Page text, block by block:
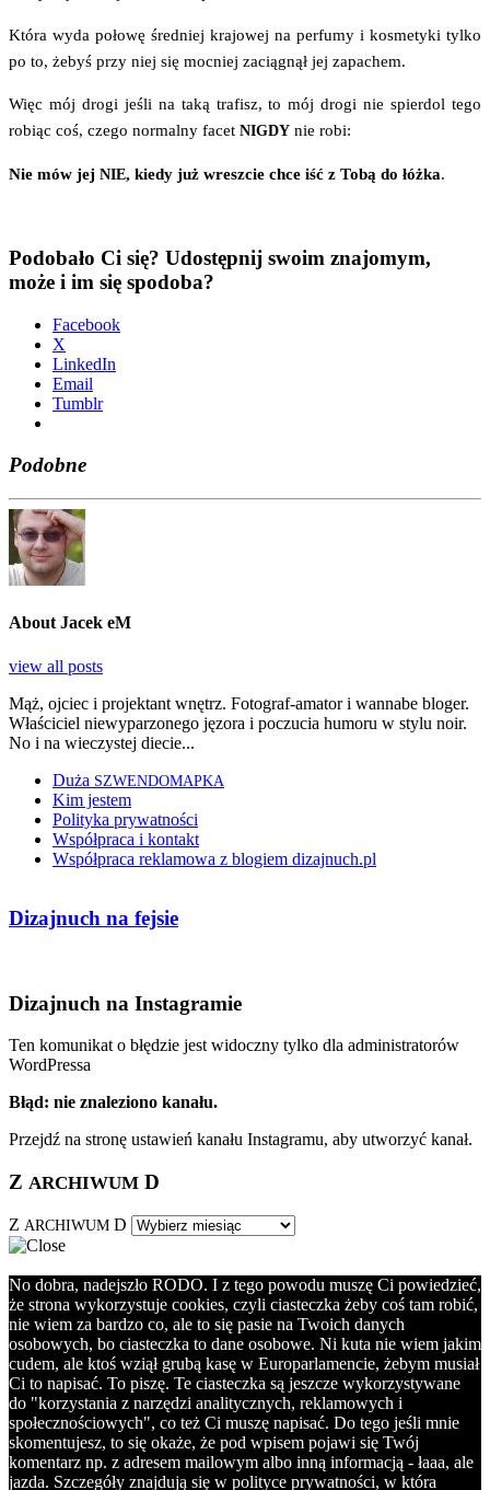
Któ­ra wyda poło­wę śred­niej kra­jo­wej na per­fu­my i kosme­ty­ki tyl­ko
po to, żebyś przy niej się moc­niej zacią­gnął jej zapachem.
Więc mój dro­gi jeśli na taką tra­fisz, to mój dro­gi nie spier­dol tego
robiąc coś, cze­go nor­mal­ny facet NIGDY nie robi:
Nie mów jej NIE, kie­dy już wresz­cie chce iść z Tobą do łóż­ka.
Podobało Ci się? Udostępnij swoim znajomym,
może i im się spodoba?
Face­bo­ok
X
Lin­ke­dIn
Ema­il
Tum­blr
Podobne
About Jacek eM
view all posts
Mąż, ojciec i projektant wnętrz. Fotograf-amator i wannabe bloger.
Właściciel niewyparzonego jęzora i poczucia humoru w stylu noir.
No i na wieczystej diecie...
Duża SZWENDOMAPKA
Kim jestem
Polityka prywatności
Współpraca i kontakt
Współpraca reklamowa z blogiem dizajnuch.pl
Dizajnuch na fejsie
Dizajnuch na Instagramie
Ten komunikat o błędzie jest widoczny tylko dla administratorów
WordPressa
Błąd: nie znaleziono kanału.
Przejdź na stronę ustawień kanału Instagramu, aby utworzyć kanał.
Z ARCHIWUM D
Z ARCHIWUM D
No dobra, nadejszło RODO. I z tego powodu muszę Ci powiedzieć,
że strona wykorzystuje cookies, czyli ciasteczka żeby coś tam robić,
nie wiem za bardzo co, ale to się pasie na Twoich danych
osobowych, bo ciasteczka to dane osobowe. Ni kuta nie wiem jakim
cudem, ale ktoś wziął grubą kasę w Europarlamencie, żebym musiał
Ci to napisać. To piszę. Te ciasteczka są jeszcze wykorzystywane
do "korzystania z narzędzi analitycznych, reklamowych i
społecznościowych", co też Ci muszę napisać. Do tego jeśli mnie
skomentujesz, to się okaże, że pod wpisem pojawi się Twój
komentarz np. z adresem mailowym albo inną informacją - łaaa, ale
jazda. Szczegóły znajdują się w polityce prywatności, w która